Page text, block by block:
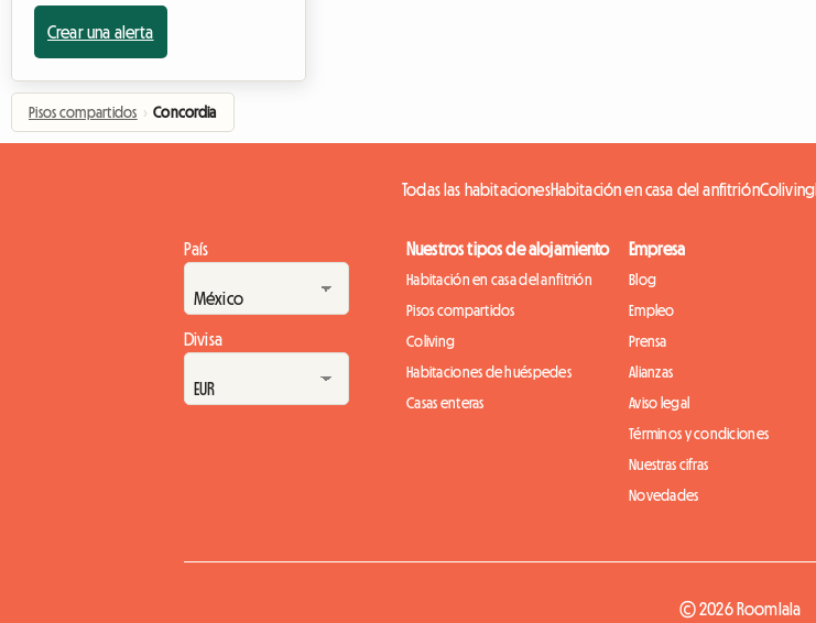
Crear una alerta
Pisos compartidos › Concordia
Todas las habitacionesHabitación en casa del anfitriónColiving
País
Divisa
Nuestros tipos de alojamiento
Habitación en casa del anfitrión
Pisos compartidos
Coliving
Habitaciones de huéspedes
Casas enteras
Empresa
Blog
Empleo
Prensa
Alianzas
Aviso legal
Términos y condiciones
Nuestras cifras
Novedades
© 2026 Roomlala